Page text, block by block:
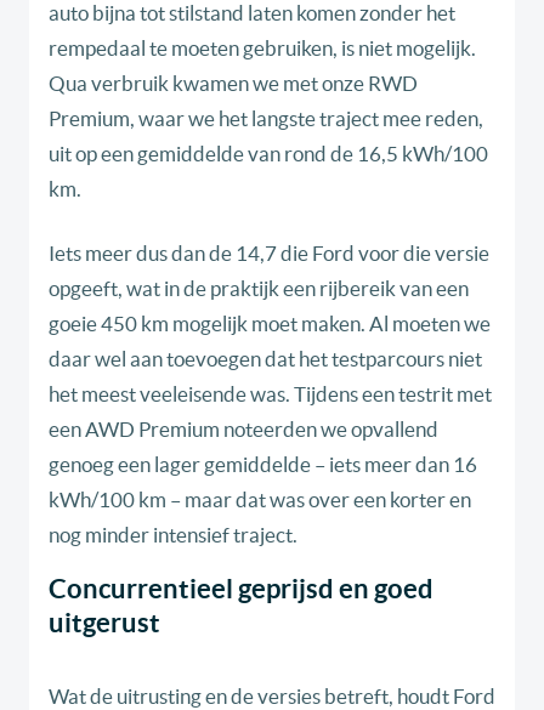
auto bijna tot stilstand laten komen zonder het
rempedaal te moeten gebruiken, is niet mogelijk.
Qua verbruik kwamen we met onze RWD
Premium, waar we het langste traject mee reden,
uit op een gemiddelde van rond de 16,5 kWh/100
km.
Iets meer dus dan de 14,7 die Ford voor die versie
opgeeft, wat in de praktijk een rijbereik van een
goeie 450 km mogelijk moet maken. Al moeten we
daar wel aan toevoegen dat het testparcours niet
het meest veeleisende was. Tijdens een testrit met
een AWD Premium noteerden we opvallend
genoeg een lager gemiddelde – iets meer dan 16
kWh/100 km – maar dat was over een korter en
nog minder intensief traject.
Concurrentieel geprijsd en goed
uitgerust
Wat de uitrusting en de versies betreft, houdt Ford